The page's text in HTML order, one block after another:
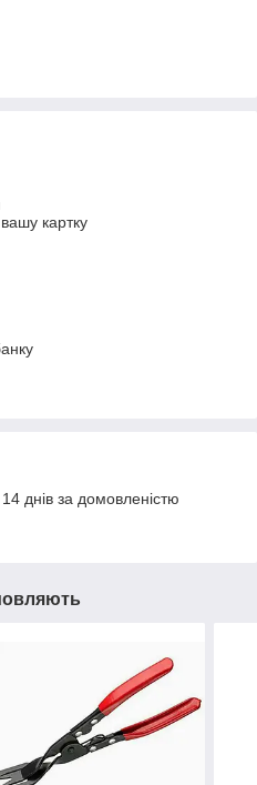
картку
днів за домовленістю